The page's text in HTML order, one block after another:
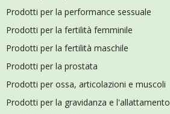
Prodotti per la performance sessuale
Prodotti per la fertilità femminile
Prodotti per la fertilità maschile
Prodotti per la prostata
Prodotti per ossa, articolazioni e muscoli
Prodotti per la gravidanza e l'allattamento